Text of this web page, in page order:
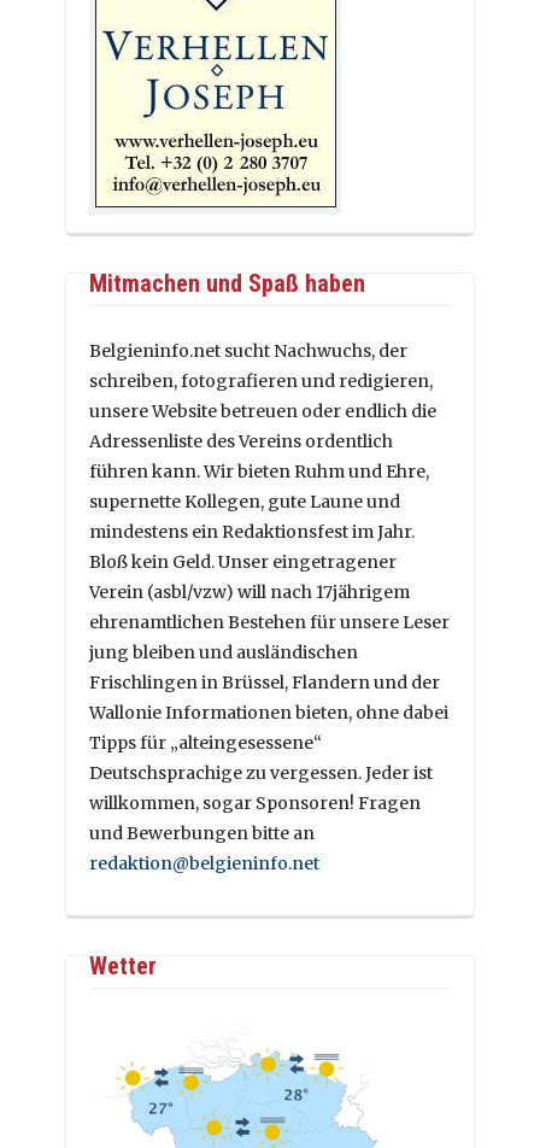
Mitmachen und Spaß haben
Belgieninfo.net sucht Nachwuchs, der
schreiben, fotografieren und redigieren,
unsere Website betreuen oder endlich die
Adressenliste des Vereins ordentlich
führen kann. Wir bieten Ruhm und Ehre,
supernette Kollegen, gute Laune und
mindestens ein Redaktionsfest im Jahr.
Bloß kein Geld. Unser eingetragener
Verein (asbl/vzw) will nach 17jährigem
ehrenamtlichen Bestehen für unsere Leser
jung bleiben und ausländischen
Frischlingen in Brüssel, Flandern und der
Wallonie Informationen bieten, ohne dabei
Tipps für „alteingesessene“
Deutschsprachige zu vergessen. Jeder ist
willkommen, sogar Sponsoren! Fragen
und Bewerbungen bitte an
redaktion@belgieninfo.net
Wetter